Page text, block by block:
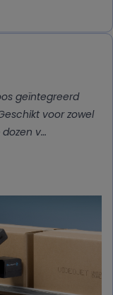
geïntegreerd
voor zowel
v…